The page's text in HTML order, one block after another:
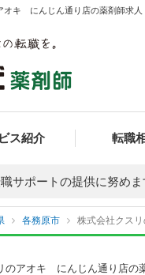
キ にんじん通り店の薬剤師求人
ス紹介 転職
サポートの提供に努めま
各務原市 株式会社クス
のアオキ にんじん通り店の